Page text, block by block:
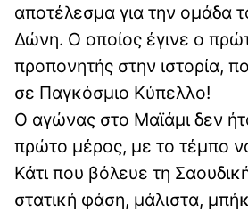
αποτέλεσμα για την ομάδα
Δώνη. Ο οποίος έγινε ο
προπονητής στην ιστορία,
σε Παγκόσμιο Κύπελλο!
Ο αγώνας στο Μαϊάμι δεν
πρώτο μέρος, με το τέμπο
Κάτι που βόλευε τη
στατική φάση, μάλιστα,